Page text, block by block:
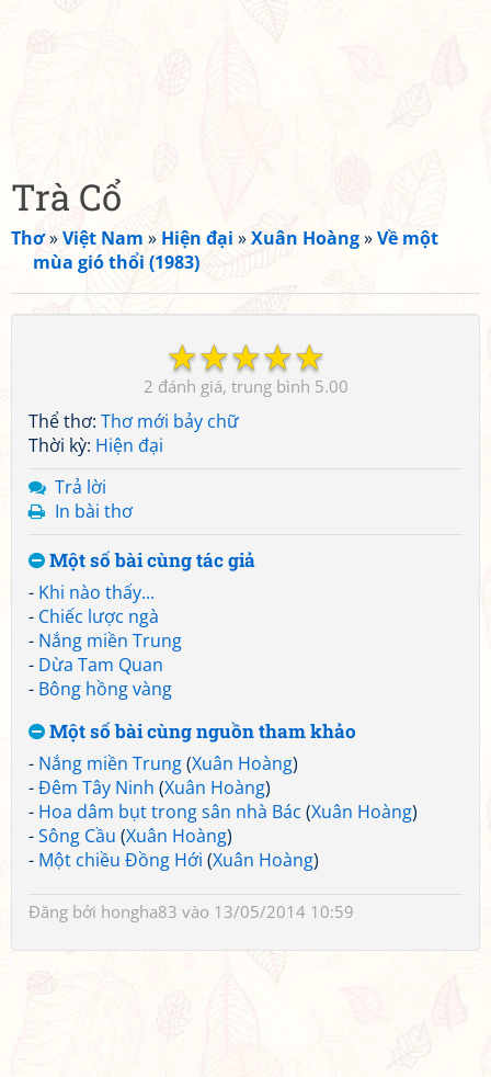
Trà Cổ
Thơ»Việt Nam » Hiện đại »Xuân Hoàng»Về một
mùa gió thổi (1983)
☆
☆
☆
☆
☆
2 5.00
Thể thơ: Thơ mới bảy chữ
Thời kỳ: Hiện đại
Trả lời
In bài thơ
Một số bài cùng tác giả
- Khi nào thấy...
- Chiếc lược ngà
- Nắng miền Trung
- Dừa Tam Quan
- Bông hồng vàng
Một số bài cùng nguồn tham khảo
- Nắng miền Trung(Xuân Hoàng)
-Đêm Tây Ninh (Xuân Hoàng)
- Hoa dâm bụt trong sân nhà Bác (Xuân Hoàng)
-Sông Cầu (Xuân Hoàng)
- Một chiều Đồng Hới (Xuân Hoàng)
Đăng bởi hongha83 vào 13/05/2014 10:59